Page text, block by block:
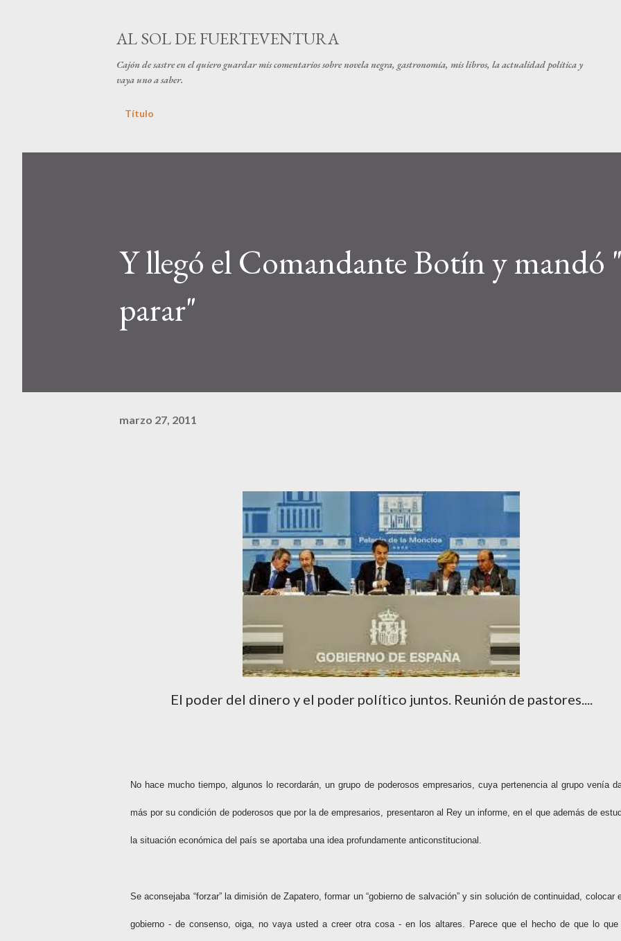
AL SOL DE FUERTEVENTURA
Cajón de sastre en el quiero guardar mis comentarios sobre novela negra, gastronomía, mis libros, la actualidad política y
vaya uno a saber.
Título
Y llegó el Comandante Botín y mandó
parar"
marzo 27, 2011
El poder del dinero y el poder político juntos. Reunión de pastores....
No hace mucho tiempo, algunos lo recordarán, un grupo de poderosos empresarios, cuya pertenencia al grupo venía
más por su condición de poderosos que por la de empresarios, presentaron al Rey un informe, en el que además de
la situación económica del país se aportaba una idea profundamente anticonstitucional.
Se aconsejaba “forzar” la dimisión de Zapatero, formar un “gobierno de salvación” y sin solución de continuidad, colocar
gobierno - de consenso, oiga, no vaya usted a creer otra cosa - en los altares. Parece que el hecho de que lo que